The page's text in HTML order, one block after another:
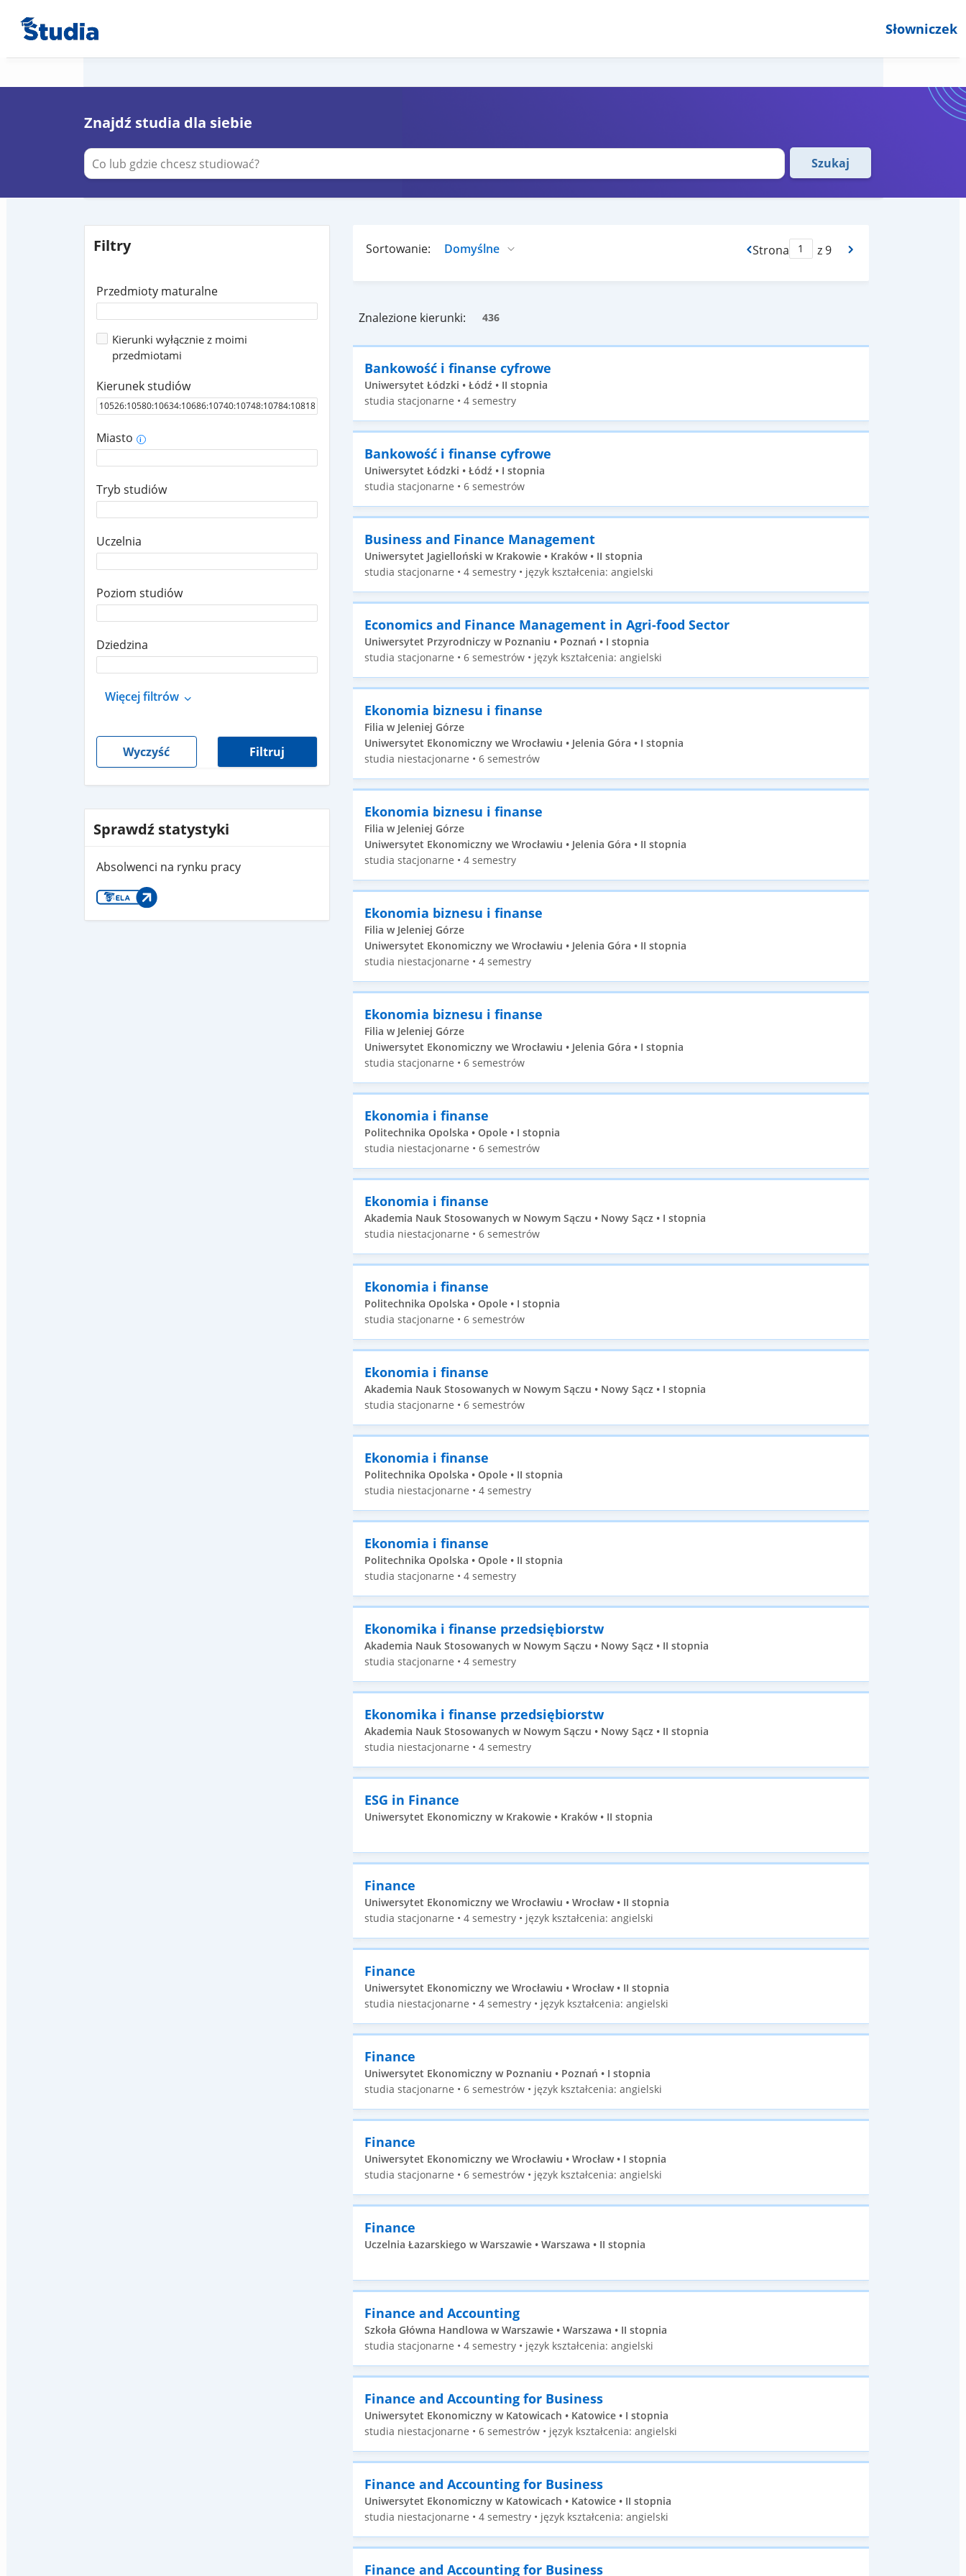
Słowniczek
Znajdź studia dla siebie
Szukaj
Filtry
Przedmioty maturalne
Kierunki wyłącznie z moimi
przedmiotami
Kierunek studiów
Miasto i
Tryb studiów
Uczelnia
Poziom studiów
Dziedzina
Więcej filtrów
Wyczyść Filtruj
Sprawdź statystyki
Absolwenci na rynku pracy
Sortowanie: Strona z 9
Znalezione kierunki: 436
Bankowość i finanse cyfrowe
Uniwersytet Łódzki • Łódź • II stopnia
studia stacjonarne • 4 semestry
Bankowość i finanse cyfrowe
Uniwersytet Łódzki • Łódź • I stopnia
studia stacjonarne • 6 semestrów
Business and Finance Management
Uniwersytet Jagielloński w Krakowie • Kraków • II stopnia
studia stacjonarne • 4 semestry • język kształcenia: angielski
Economics and Finance Management in Agri-food Sector
Uniwersytet Przyrodniczy w Poznaniu • Poznań • I stopnia
studia stacjonarne • 6 semestrów • język kształcenia: angielski
Ekonomia biznesu i finanse
Filia w Jeleniej Górze
Uniwersytet Ekonomiczny we Wrocławiu • Jelenia Góra • I stopnia
studia niestacjonarne • 6 semestrów
Ekonomia biznesu i finanse
Filia w Jeleniej Górze
Uniwersytet Ekonomiczny we Wrocławiu • Jelenia Góra • II stopnia
studia stacjonarne • 4 semestry
Ekonomia biznesu i finanse
Filia w Jeleniej Górze
Uniwersytet Ekonomiczny we Wrocławiu • Jelenia Góra • II stopnia
studia niestacjonarne • 4 semestry
Ekonomia biznesu i finanse
Filia w Jeleniej Górze
Uniwersytet Ekonomiczny we Wrocławiu • Jelenia Góra • I stopnia
studia stacjonarne • 6 semestrów
Ekonomia i finanse
Politechnika Opolska • Opole • I stopnia
studia niestacjonarne • 6 semestrów
Ekonomia i finanse
Akademia Nauk Stosowanych w Nowym Sączu • Nowy Sącz • I stopnia
studia niestacjonarne • 6 semestrów
Ekonomia i finanse
Politechnika Opolska • Opole • I stopnia
studia stacjonarne • 6 semestrów
Ekonomia i finanse
Akademia Nauk Stosowanych w Nowym Sączu • Nowy Sącz • I stopnia
studia stacjonarne • 6 semestrów
Ekonomia i finanse
Politechnika Opolska • Opole • II stopnia
studia niestacjonarne • 4 semestry
Ekonomia i finanse
Politechnika Opolska • Opole • II stopnia
studia stacjonarne • 4 semestry
Ekonomika i finanse przedsiębiorstw
Akademia Nauk Stosowanych w Nowym Sączu • Nowy Sącz • II stopnia
studia stacjonarne • 4 semestry
Ekonomika i finanse przedsiębiorstw
Akademia Nauk Stosowanych w Nowym Sączu • Nowy Sącz • II stopnia
studia niestacjonarne • 4 semestry
ESG in Finance
Uniwersytet Ekonomiczny w Krakowie • Kraków • II stopnia
Finance
Uniwersytet Ekonomiczny we Wrocławiu • Wrocław • II stopnia
studia stacjonarne • 4 semestry • język kształcenia: angielski
Finance
Uniwersytet Ekonomiczny we Wrocławiu • Wrocław • II stopnia
studia niestacjonarne • 4 semestry • język kształcenia: angielski
Finance
Uniwersytet Ekonomiczny w Poznaniu • Poznań • I stopnia
studia stacjonarne • 6 semestrów • język kształcenia: angielski
Finance
Uniwersytet Ekonomiczny we Wrocławiu • Wrocław • I stopnia
studia stacjonarne • 6 semestrów • język kształcenia: angielski
Finance
Uczelnia Łazarskiego w Warszawie • Warszawa • II stopnia
Finance and Accounting
Szkoła Główna Handlowa w Warszawie • Warszawa • II stopnia
studia stacjonarne • 4 semestry • język kształcenia: angielski
Finance and Accounting for Business
Uniwersytet Ekonomiczny w Katowicach • Katowice • I stopnia
studia niestacjonarne • 6 semestrów • język kształcenia: angielski
Finance and Accounting for Business
Uniwersytet Ekonomiczny w Katowicach • Katowice • II stopnia
studia niestacjonarne • 4 semestry • język kształcenia: angielski
Finance and Accounting for Business